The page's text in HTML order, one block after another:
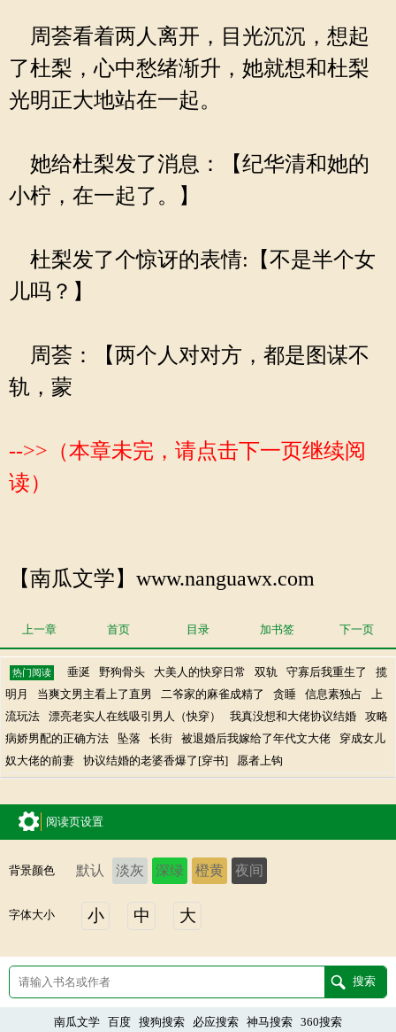
周荟看着两人离开，目光沉沉，想起
了杜梨，心中愁绪渐升，她就想和杜梨
光明正大地站在一起。
她给杜梨发了消息：【纪华清和她的
小柠，在一起了。】
杜梨发了个惊讶的表情:【不是半个女
儿吗？】
周荟：【两个人对对方，都是图谋不
轨，蒙
-->>（本章未完，请点击下一页继续阅
读）
【南瓜文学】www.nanguawx.com
上一章 首页 目录 加书签 下一页
热门阅读 垂涎 野狗骨头 大美人的快穿日常 双轨 守寡后我重生了
揽
明月
当爽文男主看上了直男 二爷家的麻雀成精了 贪睡 信息素独占
上
流玩法
漂亮老实人在线吸引男人（快穿） 我真没想和大佬协议结婚
攻略
病娇男配的正确方法
坠落 长街 被退婚后我嫁给了年代文大佬
穿成女儿
奴大佬的前妻
协议结婚的老婆香爆了[穿书] 愿者上钩
阅读页设置
背景颜色 默认 淡灰 深绿 橙黄 夜间
字体大小 小 中 大
南瓜文学 百度 搜狗搜索 必应搜索 神马搜索 360搜索